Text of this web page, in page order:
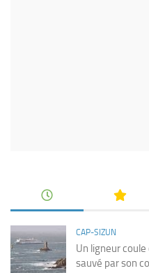
CAP-SIZUN
Un ligneur coule
sauvé par son